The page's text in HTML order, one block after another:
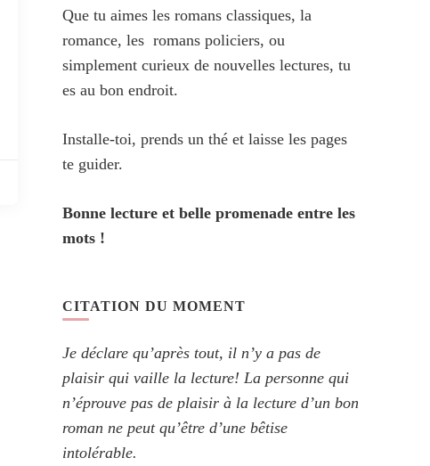
Que tu aimes les romans classiques, la
romance, les romans policiers, ou
simplement curieux de nouvelles lectures, tu
es au bon endroit.
Installe-toi, prends un thé et laisse les pages
te guider.
Bonne lecture et belle promenade entre les
mots !
CITATION DU MOMENT
Je déclare qu’après tout, il n’y a pas de
plaisir qui vaille la lecture! La personne qui
n’éprouve pas de plaisir à la lecture d’un bon
roman ne peut qu’être d’une bêtise
intolérable.